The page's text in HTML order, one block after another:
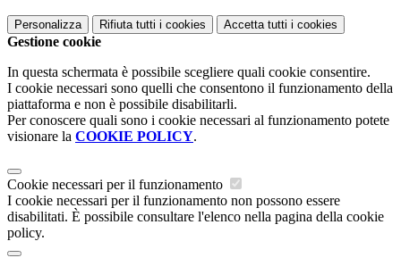
Personalizza Rifiuta tutti i cookies Accetta tutti i cookies
Gestione cookie
In questa schermata è possibile scegliere quali cookie consentire.
I cookie necessari sono quelli che consentono il funzionamento della
piattaforma e non è possibile disabilitarli.
Per conoscere quali sono i cookie necessari al funzionamento potete
visionare la COOKIE POLICY.
Cookie necessari per il funzionamento
I cookie necessari per il funzionamento non possono essere
disabilitati. È possibile consultare l'elenco nella pagina della cookie
policy.